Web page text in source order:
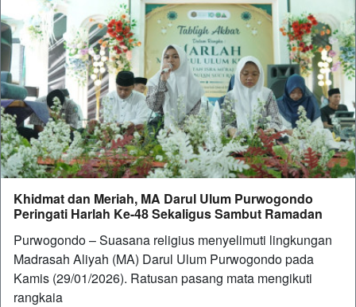
Khidmat dan Meriah, MA Darul Ulum Purwogondo
Peringati Harlah Ke-48 Sekaligus Sambut Ramadan
Purwogondo – Suasana religius menyelimuti lingkungan
Madrasah Aliyah (MA) Darul Ulum Purwogondo pada
Kamis (29/01/2026). Ratusan pasang mata mengikuti
rangkaia